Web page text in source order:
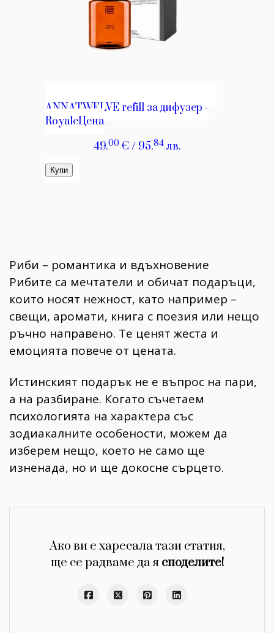
Риби – романтика и вдъхновение
Рибите са мечтатели и обичат подаръци,
които носят нежност, като например –
свещи, аромати, книга с поезия или нещо
ръчно направено. Те ценят жеста и
емоцията повече от цената.
Истинският подарък не е въпрос на пари,
а на разбиране. Когато съчетаем
психологията на характера със
зодиакалните особености, можем да
изберем нещо, което не само ще
изненада, но и ще докосне сърцето.
Ако ви е харесала тази статия,
ще се радваме да я споделите!